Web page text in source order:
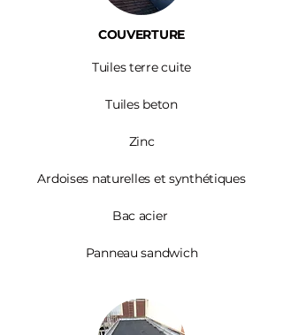
COUVERTURE
Tuiles terre cuite
Tuiles beton
Zinc​
Ardoises naturelles et synthétiques
Bac acier
Panneau sandwich